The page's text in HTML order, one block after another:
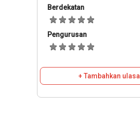
Berdekatan
Pengurusan
+ Tambahkan